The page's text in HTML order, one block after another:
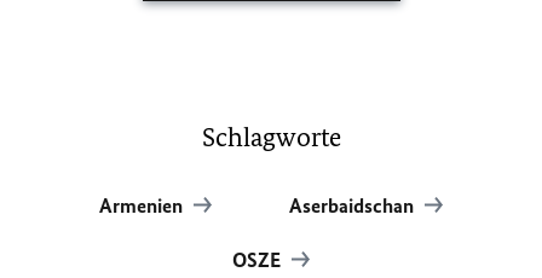
Schlagworte
Armenien Aserbaidschan
OSZE